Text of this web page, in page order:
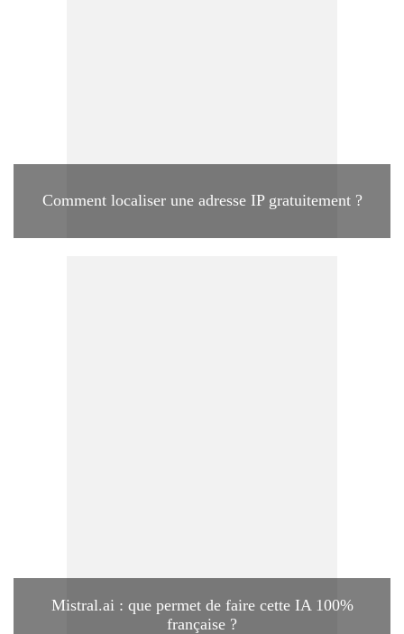
Comment localiser une adresse IP gratuitement ?
Mistral.ai : que permet de faire cette IA 100%
française ?